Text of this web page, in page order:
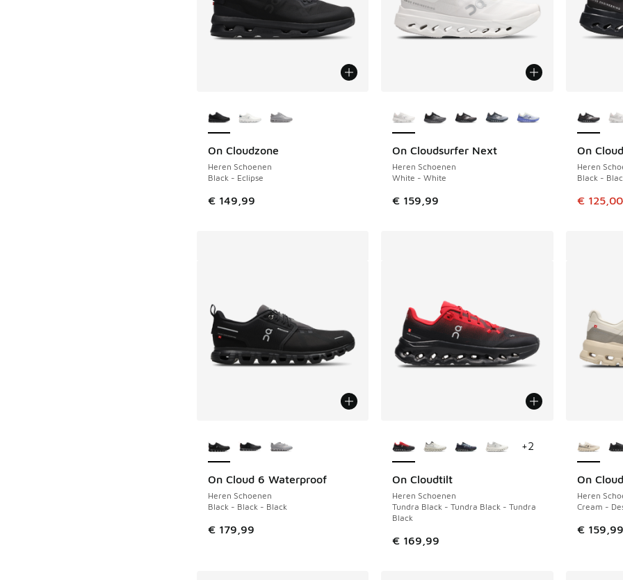
On Cloudzone
Heren Schoenen
Black - Eclipse
€ 149,99
On Cloudsurfer Next
Heren Schoenen
White - White
€ 159,99
On
Heren
Black -
Dit
€ 125,00
BESPAAR
On Cloud 6 Waterproof
Heren Schoenen
Black - Black - Black
€ 179,99
On Cloudtilt
Heren Schoenen
Tundra Black - Tundra Black - Tundra
Black
€ 169,99
+2
On
Heren
Cream -
€ 159,99